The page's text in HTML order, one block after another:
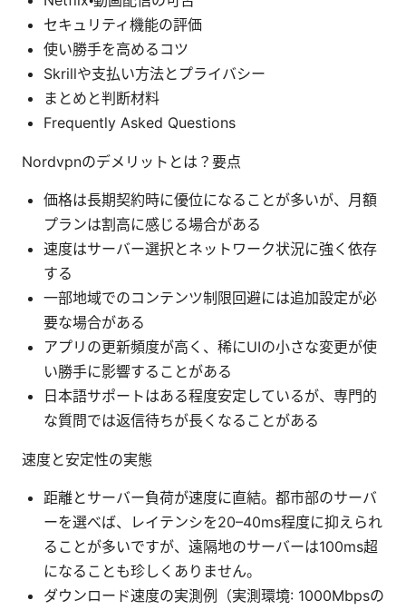
セキュリティ機能の評価
使い勝手を高めるコツ
Skrillや支払い方法とプライバシー
まとめと判断材料
Frequently Asked Questions
Nordvpnのデメリットとは？要点
価格は長期契約時に優位になることが多いが、月額
プランは割高に感じる場合がある
速度はサーバー選択とネットワーク状況に強く依存
する
一部地域でのコンテンツ制限回避には追加設定が必
要な場合がある
アプリの更新頻度が高く、稀にUIの小さな変更が使
い勝手に影響することがある
日本語サポートはある程度安定しているが、専門的
な質問では返信待ちが長くなることがある
速度と安定性の実態
距離とサーバー負荷が速度に直結。都市部のサーバ
ーを選べば、レイテンシを20–40ms程度に抑えられ
ることが多いですが、遠隔地のサーバーは100ms超
になることも珍しくありません。
ダウンロード速度の実測例（実測環境: 1000Mbpsの